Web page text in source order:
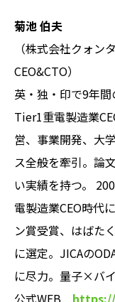
菊池 伯夫
（株式会社クォン
CEO&CTO）
英・独・印で9年
Tier1重電製造業
営、事業開発、大
ス全般を牽引。論
い実績を持つ。
電製造業CEO時代
ン賞受賞、はばた
に選定。JICAの
に尽力。量子×バ
公式WEB